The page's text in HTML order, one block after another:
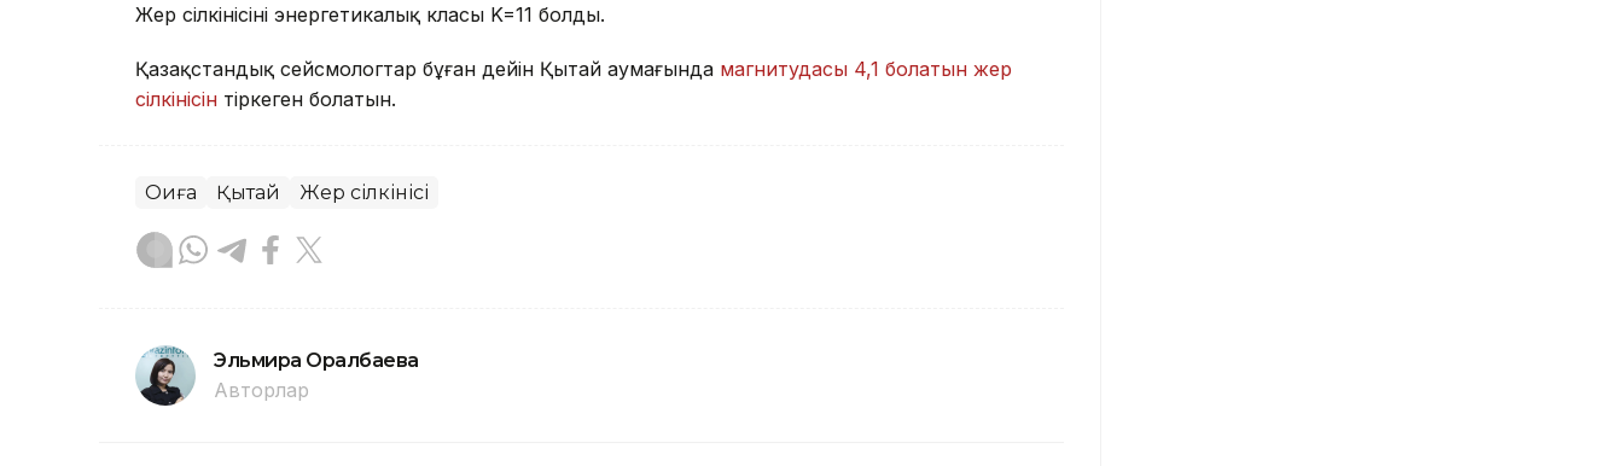
Жер сілкінісінің энергетикалық класы K=11 болды.
Қазақстандық сейсмологтар бұған дейін Қытай аумағында магнитудасы 4,1 болатын жер
сілкінісін тіркеген болатын.
Оқиға Қытай Жер сілкінісі
Эльмира Оралбаева
Авторлар